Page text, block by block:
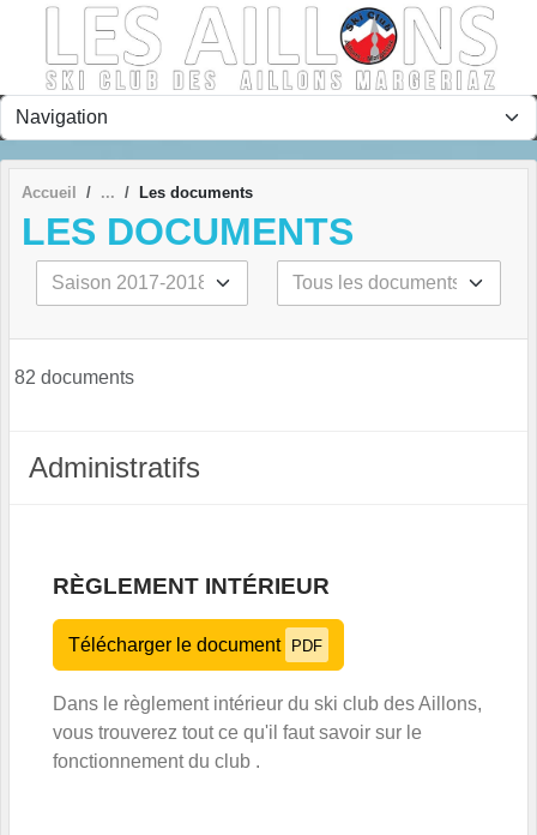
Accueil Les documents
LES DOCUMENTS
82 documents
Administratifs
RÈGLEMENT INTÉRIEUR
Télécharger le document PDF
Dans le règlement intérieur du ski club des Aillons,
vous trouverez tout ce qu'il faut savoir sur le
fonctionnement du club .
Panneau de gestion des cookies